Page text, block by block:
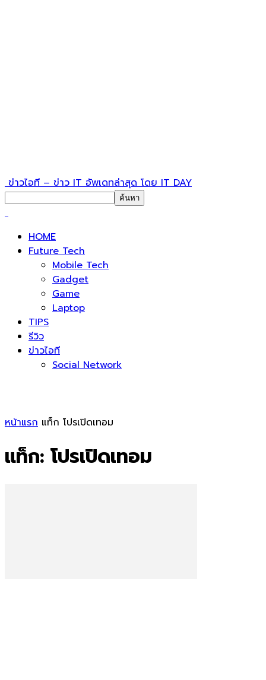
ข่าวไอที – ข่าว IT อัพเดทล่าสุด โดย IT DAY
HOME
Future Tech
Mobile Tech
Gadget
Game
Laptop
TIPS
รีวิว
ข่าวไอที
Social Network
หน้าแรก แท็ก โปรเปิดเทอม
แท็ก: โปรเปิดเทอม